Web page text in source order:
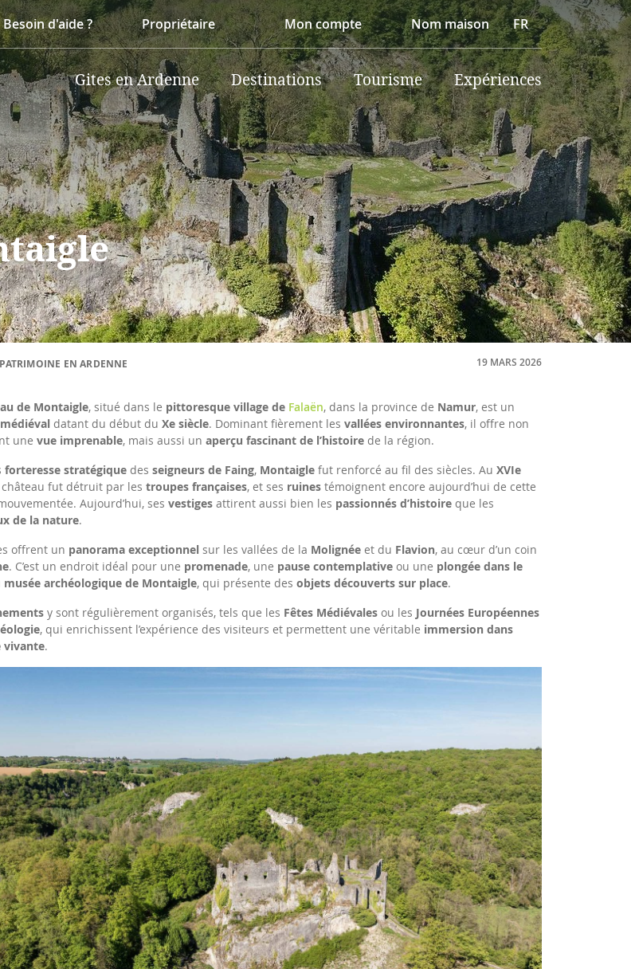
Besoin d'aide ? Propriétaire Mon compte Nom maison FR
Gites en Ardenne Destinations Tourisme Expériences
PATRIMOINE EN ARDENNE 19 MARS 2026
de Montaigle, situé dans le pittoresque village de Falaën, dans la province de Namur, est un
datant du début duXe siècle. Dominant fièrement lesvallées environnantes, il offre non
unevue imprenable, mais aussi unaperçu fascinant de l’histoire de la région.
forteresse stratégique desseigneurs de Faing, Montaigle fut renforcé au fil des siècles. AuXVIe
château fut détruit par lestroupes françaises, et ses ruines témoignent encore aujourd’hui de cette
Aujourd’hui, sesvestiges attirent aussi bien les passionnés d’histoire que les
de la nature.
offrent un panorama exceptionnel sur les vallées de la Molignée et du Flavion, au cœur d’un coin
. C’est un endroit idéal pour une promenade, une pause contemplative ou une plongée dans le
musée archéologique de Montaigle, qui présente desobjets découverts sur place.
y sont régulièrement organisés, tels que les Fêtes Médiévales ou les Journées Européennes
, qui enrichissent l’expérience des visiteurs et permettent une véritable immersion dans
vivante.